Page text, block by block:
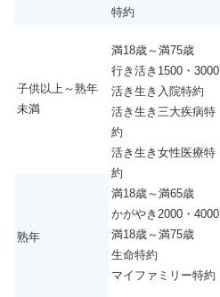
特約
子供以上～熟年
未満
満18歳～満75歳
行き活き1500・3000
活き生き入院特約
活き生き三大疾病特
約
活き生き女性医療特
約
満18歳～満65歳
かがやき2000・4000
満18歳～満75歳
生命特約
マイファミリー特約
熟年